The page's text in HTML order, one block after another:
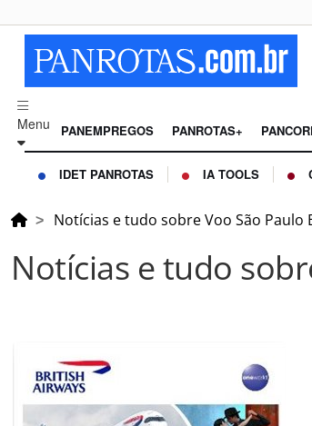
Menu PANEMPREGOS PANROTAS+
IDET PANROTAS IA TOOLS
Notícias e tudo sobre Voo São Paulo
Notícias e tudo